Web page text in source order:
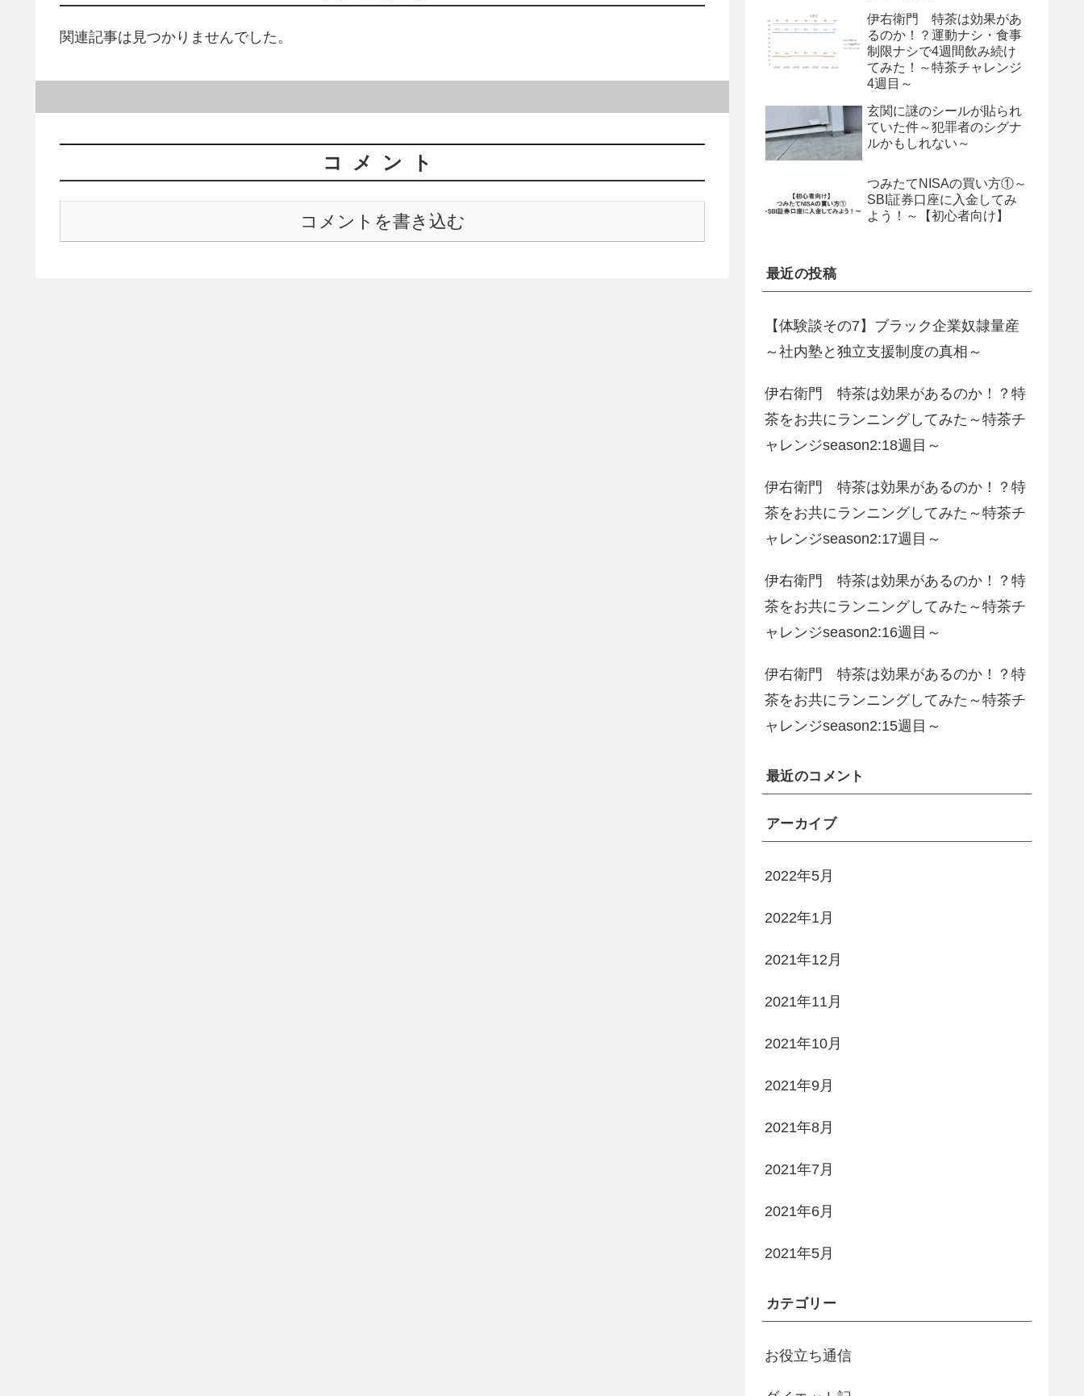
関連記事は見つかりませんでした。
コメント
コメントを書き込む
伊右衛門 特茶は効果があ
るのか！？運動ナシ・食事
制限ナシで4週間飲み続け
てみた！～特茶チャレンジ
4週目～
玄関に謎のシールが貼られ
ていた件～犯罪者のシグナ
ルかもしれない～
つみたてNISAの買い方①～
SBI証券口座に入金してみ
よう！～【初心者向け】
最近の投稿
【体験談その7】ブラック企業奴隷量産
～社内塾と独立支援制度の真相～
伊右衛門 特茶は効果があるのか！？特
茶をお共にランニングしてみた～特茶チ
ャレンジseason2:18週目～
伊右衛門 特茶は効果があるのか！？特
茶をお共にランニングしてみた～特茶チ
ャレンジseason2:17週目～
伊右衛門 特茶は効果があるのか！？特
茶をお共にランニングしてみた～特茶チ
ャレンジseason2:16週目～
伊右衛門 特茶は効果があるのか！？特
茶をお共にランニングしてみた～特茶チ
ャレンジseason2:15週目～
最近のコメント
アーカイブ
2022年5月
2022年1月
2021年12月
2021年11月
2021年10月
2021年9月
2021年8月
2021年7月
2021年6月
2021年5月
カテゴリー
お役立ち通信